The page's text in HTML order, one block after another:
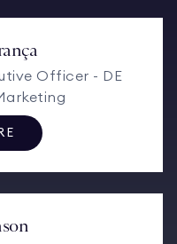
Officer - DE